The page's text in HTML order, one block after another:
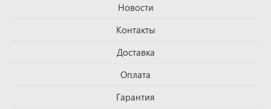
Новости
Контакты
Доставка
Оплата
Гарантия